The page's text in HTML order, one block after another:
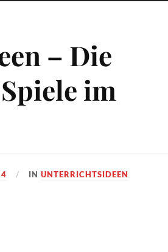
– Die
im
INUNTERRICHTSIDEEN